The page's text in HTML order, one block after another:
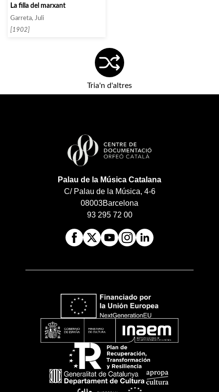
La filla del marxant
Garreta, Juli
[1902]
Tria'n d'altres
Palau de la Música Catalana
C/ Palau de la Música, 4-6
08003Barcelona
93 295 72 00